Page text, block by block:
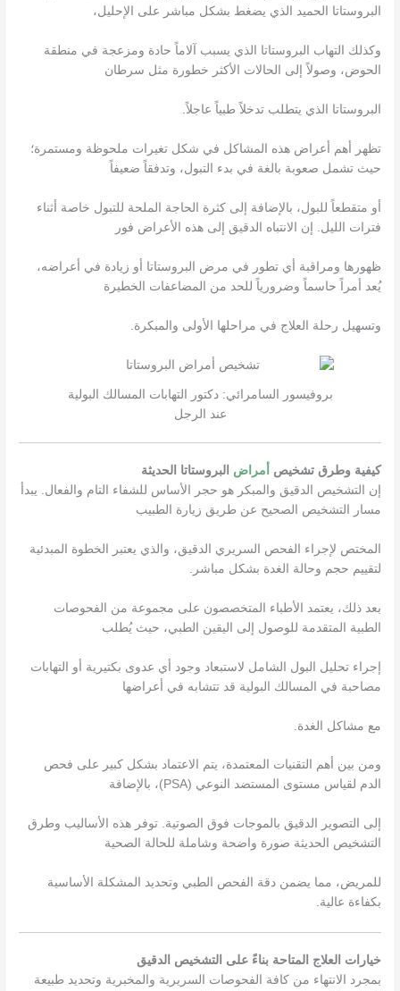
البروستاتا الحميد الذي يضغط بشكل مباشر على الإحليل،
وكذلك التهاب البروستاتا الذي يسبب آلاماً حادة ومزعجة في منطقة
الحوض، وصولاً إلى الحالات الأكثر خطورة مثل سرطان
البروستاتا الذي يتطلب تدخلاً طبياً عاجلاً.
تظهر أهم أعراض هذه المشاكل في شكل تغيرات ملحوظة ومستمرة؛
حيث تشمل صعوبة بالغة في بدء التبول، وتدفقاً ضعيفاً
أو متقطعاً للبول، بالإضافة إلى كثرة الحاجة الملحة للتبول خاصة أثناء
فترات الليل. إن الانتباه الدقيق إلى هذه الأعراض فور
ظهورها ومراقبة أي تطور في مرض البروستاتا أو زيادة في أعراضه،
يُعد أمراً حاسماً وضرورياً للحد من المضاعفات الخطيرة
وتسهيل رحلة العلاج في مراحلها الأولى والمبكرة.
بروفيسور السامرائي: دكتور التهابات المسالك البولية
عند الرجل
كيفية وطرق تشخيص أمراض البروستاتا الحديثة
إن التشخيص الدقيق والمبكر هو حجر الأساس للشفاء التام والفعال. يبدأ
مسار التشخيص الصحيح عن طريق زيارة الطبيب
المختص لإجراء الفحص السريري الدقيق، والذي يعتبر الخطوة المبدئية
لتقييم حجم وحالة الغدة بشكل مباشر.
بعد ذلك، يعتمد الأطباء المتخصصون على مجموعة من الفحوصات
الطبية المتقدمة للوصول إلى اليقين الطبي، حيث يُطلب
إجراء تحليل البول الشامل لاستبعاد وجود أي عدوى بكتيرية أو التهابات
مصاحبة في المسالك البولية قد تتشابه في أعراضها
مع مشاكل الغدة.
ومن بين أهم التقنيات المعتمدة، يتم الاعتماد بشكل كبير على فحص
الدم لقياس مستوى المستضد النوعي (PSA)، بالإضافة
إلى التصوير الدقيق بالموجات فوق الصوتية. توفر هذه الأساليب وطرق
التشخيص الحديثة صورة واضحة وشاملة للحالة الصحية
للمريض، مما يضمن دقة الفحص الطبي وتحديد المشكلة الأساسية
بكفاءة عالية.
خيارات العلاج المتاحة بناءً على التشخيص الدقيق
بمجرد الانتهاء من كافة الفحوصات السريرية والمخبرية وتحديد طبيعة